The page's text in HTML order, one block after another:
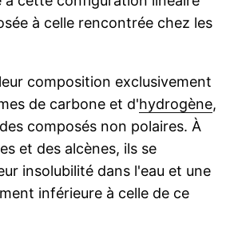
à celle rencontrée chez les
composition exclusivement
de carbone et d'hydrogène,
composés non polaires. À
et des alcènes, ils se
insolubilité dans l'eau et une
inférieure à celle de ce